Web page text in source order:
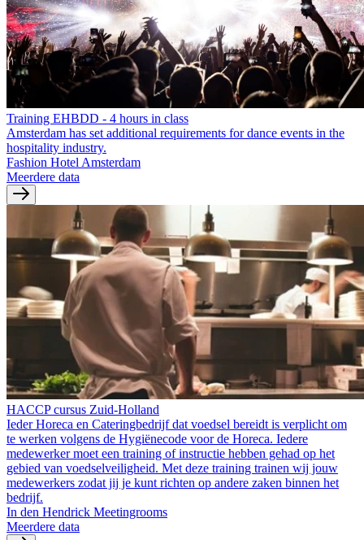
Training EHBDD - 4 hours in class
Amsterdam has set additional requirements for dance events in the
hospitality industry.
Fashion Hotel Amsterdam
Meerdere data
HACCP cursus Zuid-Holland
Ieder Horeca en Cateringbedrijf dat voedsel bereidt is verplicht om
te werken volgens de Hygiënecode voor de Horeca. Iedere
medewerker moet een training of instructie hebben gehad op het
gebied van voedselveiligheid. Met deze training trainen wij jouw
medewerkers zodat jij je kunt richten op andere zaken binnen het
bedrijf.
In den Hendrick Meetingrooms
Meerdere data